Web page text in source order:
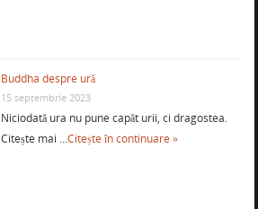
Buddha despre ură
15 septembrie 2023
Niciodată ura nu pune capăt urii, ci dragostea.
Citește mai …Citește în continuare »